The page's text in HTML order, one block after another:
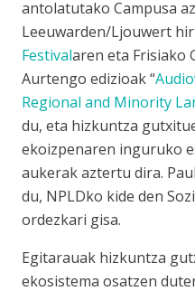
antolatutako Campusa
Leeuwarden/Ljouwert
Festivalaren eta Frisiako
Aurtengo edizioak“
Regional and Minority
du, eta hizkuntza
ekoizpenaren inguruko
aukerak aztertu dira.
du, NPLDko kide den
ordezkari gisa.
Egitarauak hizkuntza
ekosistema osatzen